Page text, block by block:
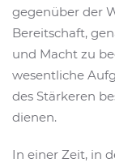
gegenüber der
Bereitschaft,
und Macht zu
wesentliche
des Stärkeren
dienen.
In einer Zeit, in